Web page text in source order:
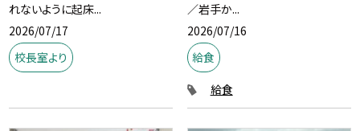
れないように起床...
2026/07/17
校長室より
／岩手か...
2026/07/16
給食
給食